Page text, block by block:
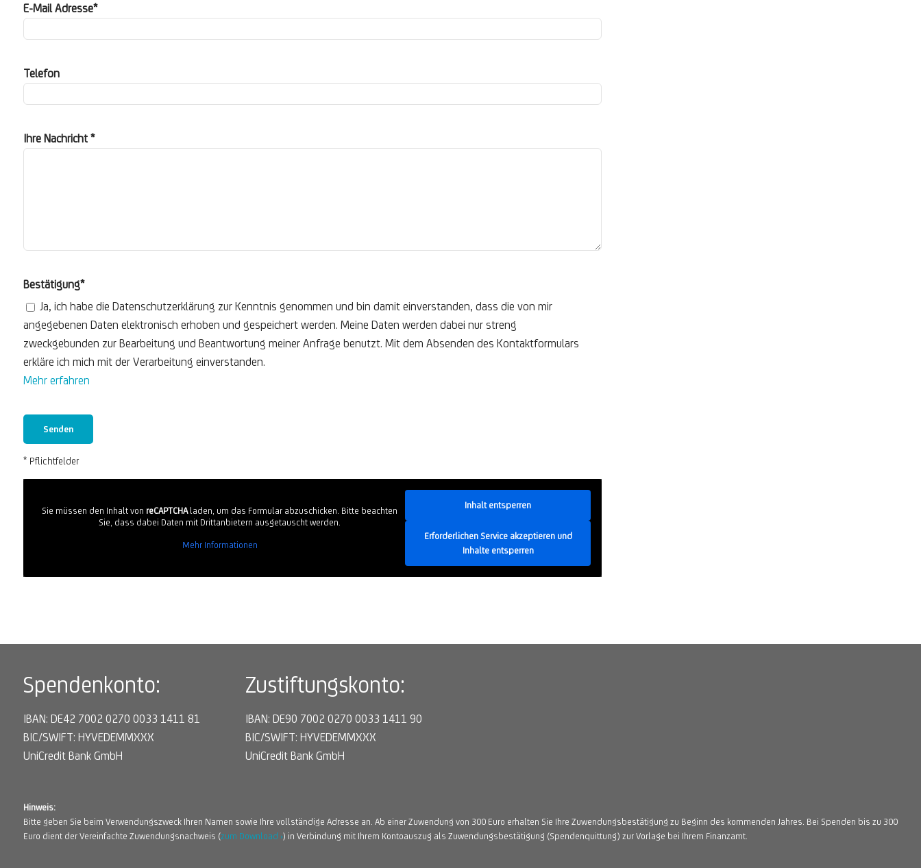
E-Mail Adresse*
Telefon
Ihre Nachricht *
Bestätigung*
Ja, ich habe die Datenschutzerklärung zur Kenntnis genommen und bin damit einverstanden, dass die von mir
angegebenen Daten elektronisch erhoben und gespeichert werden. Meine Daten werden dabei nur streng
zweckgebunden zur Bearbeitung und Beantwortung meiner Anfrage benutzt. Mit dem Absenden des Kontaktformulars
erkläre ich mich mit der Verarbeitung einverstanden.
Mehr erfahren
* Pflichtfelder
Sie müssen den Inhalt von reCAPTCHAladen, um das Formular abzuschicken. Bitte beachten
Sie, dass dabei Daten mit Drittanbietern ausgetauscht werden.
Mehr Informationen
Inhalt entsperren
Erforderlichen Service akzeptieren und
Inhalte entsperren
Spendenkonto:
IBAN: DE42 7002 0270 0033 1411 81
BIC/SWIFT: HYVEDEMMXXX
UniCredit Bank GmbH
Zustiftungskonto:
IBAN: DE90 7002 0270 0033 1411 90
BIC/SWIFT: HYVEDEMMXXX
UniCredit Bank GmbH
Hinweis:
Bitte geben Sie beim Verwendungszweck Ihren Namen sowie Ihre vollständige Adresse an. Ab einer Zuwendung von 300 Euro erhalten Sie Ihre Zuwendungsbestätigung zu Beginn des kommenden Jahres. Bei Spenden bis zu 300
Euro dient der Vereinfachte Zuwendungsnachweis (zum Download ›) in Verbindung mit Ihrem Kontoauszug als Zuwendungsbestätigung (Spendenquittung) zur Vorlage bei Ihrem Finanzamt.